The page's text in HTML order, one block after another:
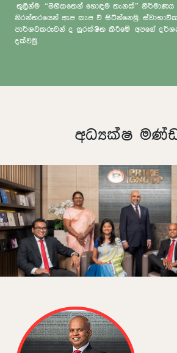
තුලින්ම “මිහිකතෙන් හොඳම තැනක්” නිර්මාණය
නිරන්තරයෙන් ඇප කැප වී සිටින්නෙමු. ස්වාභාවික
පාර්ශවකරුවන් ද සුරක්ෂිත කිරීමේ අපගේ
දක්වමු.
අධ්‍යක්ෂ